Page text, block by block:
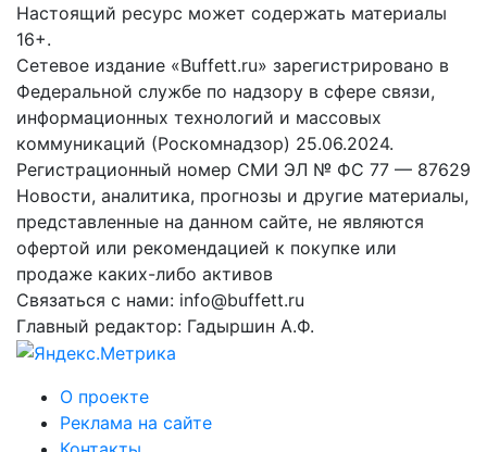
Настоящий ресурс может содержать материалы
16+.
Сетевое издание «Buffett.ru» зарегистрировано в
Федеральной службе по надзору в сфере связи,
информационных технологий и массовых
коммуникаций (Роскомнадзор) 25.06.2024.
Регистрационный номер СМИ ЭЛ № ФС 77 — 87629
Новости, аналитика, прогнозы и другие материалы,
представленные на данном сайте, не являются
офертой или рекомендацией к покупке или
продаже каких-либо активов
Связаться с нами: info@buffett.ru
Главный редактор: Гадыршин А.Ф.
О проекте
Реклама на сайте